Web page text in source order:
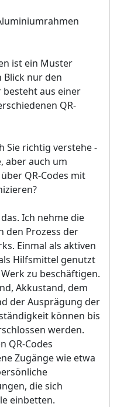
ist ein Muster
Blick nur den
besteht aus einer
QR-
Sie richtig verstehe -
aber auch um
QR-Codes mit
Ich nehme die
den Prozess der
Einmal als aktiven
Hilfsmittel genutzt
zu beschäftigen.
Akkustand, dem
der Ausprägung der
können bis
werden.
QR-Codes
Zugänge wie etwa
die sich
einbetten.